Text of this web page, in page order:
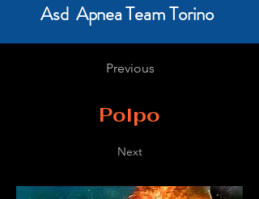
Asd Apnea Team Torino
Previous
Polpo
Next